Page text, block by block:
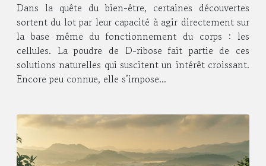
Dans la quête du bien-être, certaines découvertes
sortent du lot par leur capacité à agir directement sur
la base même du fonctionnement du corps : les
cellules. La poudre de D-ribose fait partie de ces
solutions naturelles qui suscitent un intérêt croissant.
Encore peu connue, elle s’impose...